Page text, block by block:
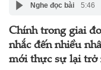
Nghe đọc bài 5:46
Chính trong giai
nhắc đến nhiều
mới thực sự lại trở